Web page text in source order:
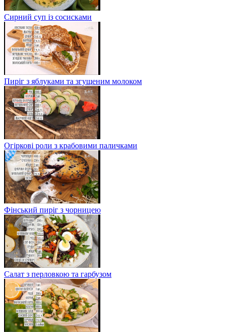
Сирний суп із сосисками
Пиріг з яблуками та згущеним молоком
Огіркові роли з крабовими паличками
Фінський пиріг з чорницею
Салат з перловкою та гарбузом